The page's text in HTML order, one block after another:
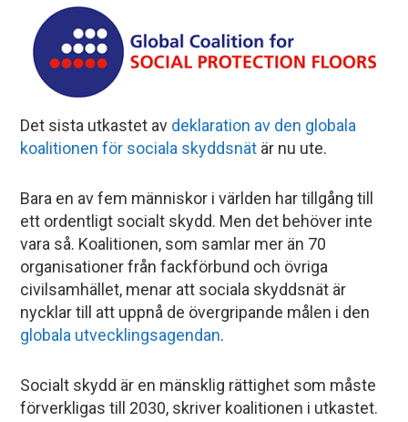
Det sista utkastet av deklaration av den globala
koalitionen för sociala skyddsnät är nu ute.
Bara en av fem människor i världen har tillgång till
ett ordentligt socialt skydd. Men det behöver inte
vara så. Koalitionen, som samlar mer än 70
organisationer från fackförbund och övriga
civilsamhället, menar att sociala skyddsnät är
nycklar till att uppnå de övergripande målen i den
globala utvecklingsagendan.
Socialt skydd är en mänsklig rättighet som måste
förverkligas till 2030, skriver koalitionen i utkastet.